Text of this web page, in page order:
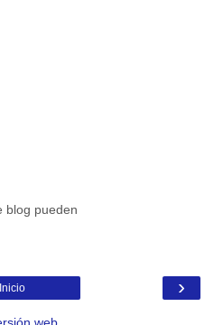
blog pueden
›
Inicio